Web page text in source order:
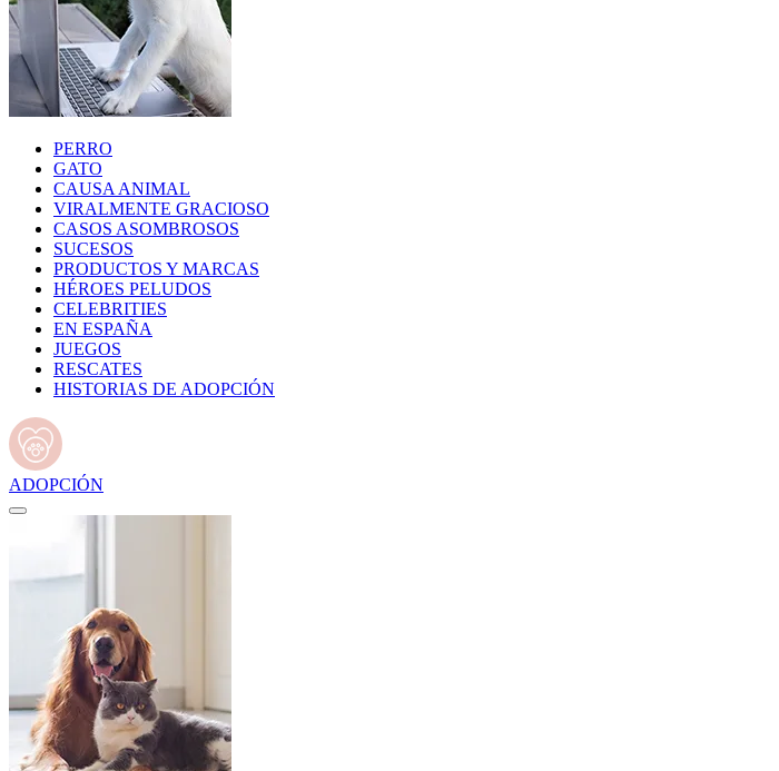
PERRO
GATO
CAUSA ANIMAL
VIRALMENTE GRACIOSO
CASOS ASOMBROSOS
SUCESOS
PRODUCTOS Y MARCAS
HÉROES PELUDOS
CELEBRITIES
EN ESPAÑA
JUEGOS
RESCATES
HISTORIAS DE ADOPCIÓN
ADOPCIÓN